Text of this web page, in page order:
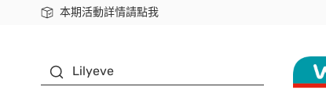
本期活動詳情請點我
下載app最高回饋$350
Lilyeve